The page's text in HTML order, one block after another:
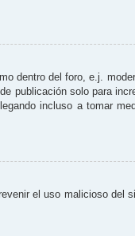
dentro del foro, e.j.
publicación solo para
incluso a tomar
el uso malicioso del